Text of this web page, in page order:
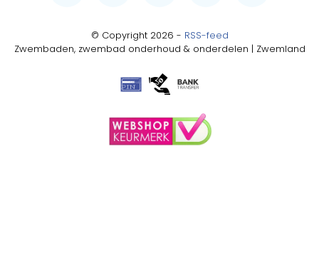
© Copyright 2026 - RSS-feed
Zwembaden, zwembad onderhoud & onderdelen | Zwemland